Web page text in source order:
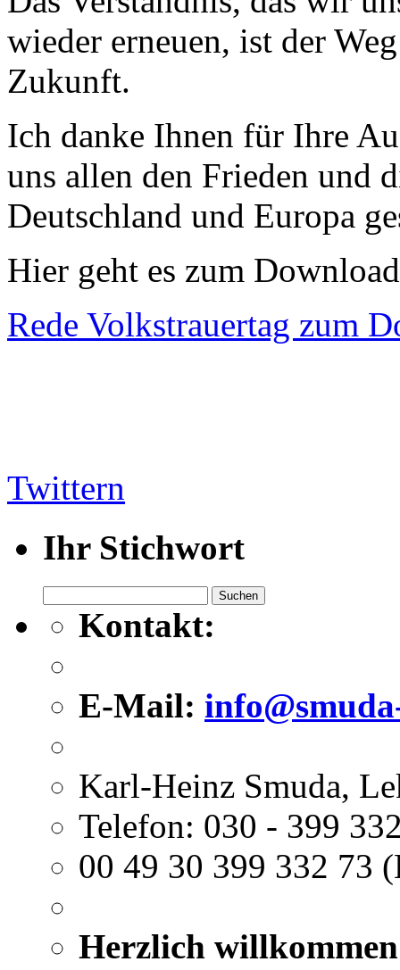
wieder erneuen, ist der
Zukunft.
Ich danke Ihnen für Ihre
uns allen den Frieden und
Deutschland und Europa
Hier geht es zum
Rede Volkstrauertag zum
Twittern
Ihr Stichwort
nach: Kontakt:
E-Mail:
Karl-Heinz Smuda,
Telefon: 030 - 399
00 49 30 399 332 73
Herzlich